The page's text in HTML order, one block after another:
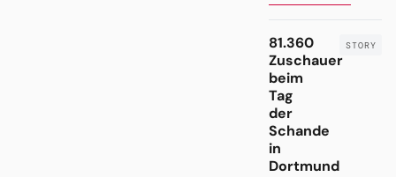
81.360
Zuschauer
beim
Tag
der
Schande
in
Dortmund